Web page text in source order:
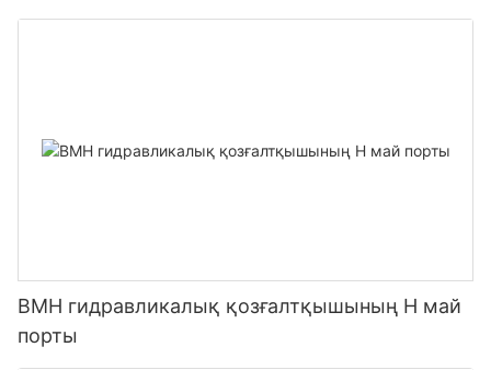
BMH гидравликалық қозғалтқышының H май
порты